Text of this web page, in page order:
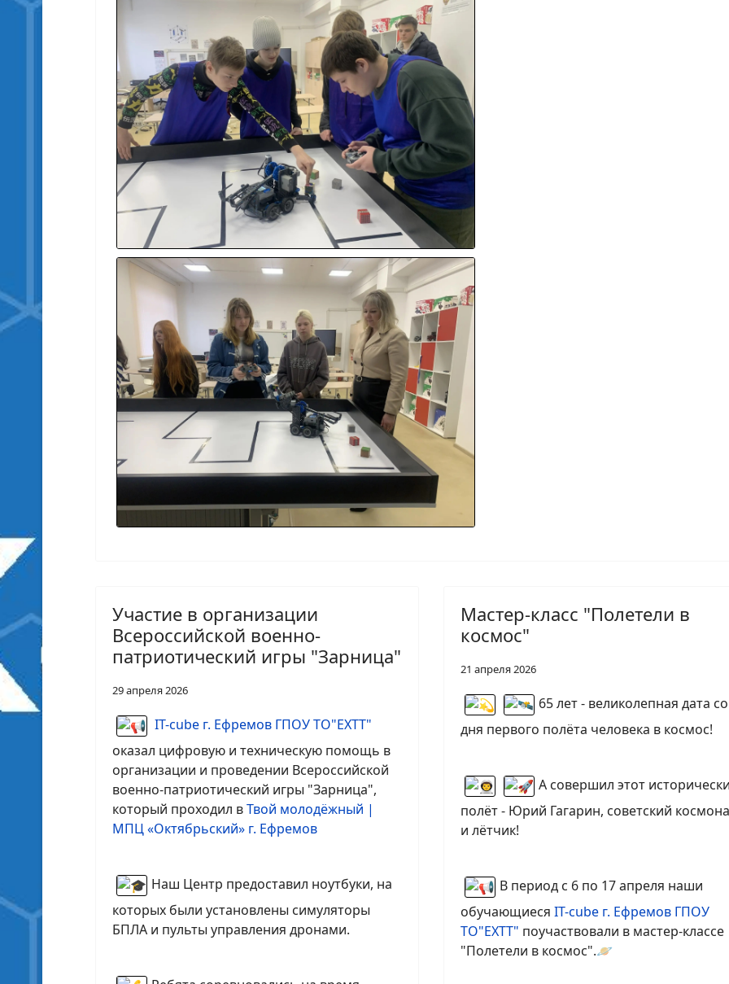
Участие в организации
Всероссийской военно-
патриотический игры "Зарница"
29 апреля 2026
IT-cube г. Ефремов ГПОУ ТО"ЕХТТ"
оказал цифровую и техническую помощь в
организации и проведении Всероссийской
военно-патриотический игры "Зарница",
который проходил вТвой молодёжный |
МПЦ «Октябрьский» г. Ефремов
Наш Центр предоставил ноутбуки, на
которых были установлены симуляторы
БПЛА и пульты управления дронами.
Мастер-класс "Полетели в
космос"
21 апреля 2026
65 лет - великолепная дата со
дня первого полёта человека в космос!
А совершил этот
полёт - Юрий Гагарин, советский
и лётчик!
В период с 6 по 17 апреля наши
обучающиеся IT-cube г. Ефремов ГПОУ
ТО"ЕХТТ" поучаствовали в мастер-классе
"Полетели в космос".🪐